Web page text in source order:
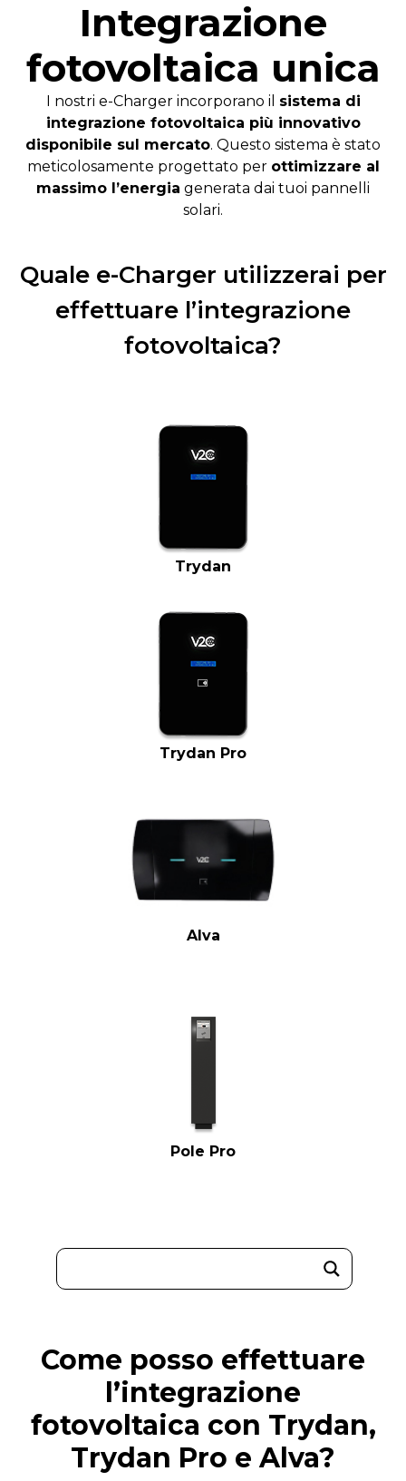
Integrazione
fotovoltaica unica
I nostri e-Charger incorporano il sistema di
integrazione fotovoltaica più innovativo
disponibile sul mercato. Questo sistema è stato
meticolosamente progettato per ottimizzare al
massimo l’energia generata dai tuoi pannelli
solari.
Quale e-Charger utilizzerai per
effettuare l’integrazione
fotovoltaica?
Trydan
Trydan Pro
Alva
Pole Pro
Come posso effettuare
l’integrazione
fotovoltaica con Trydan,
Trydan Pro e Alva?